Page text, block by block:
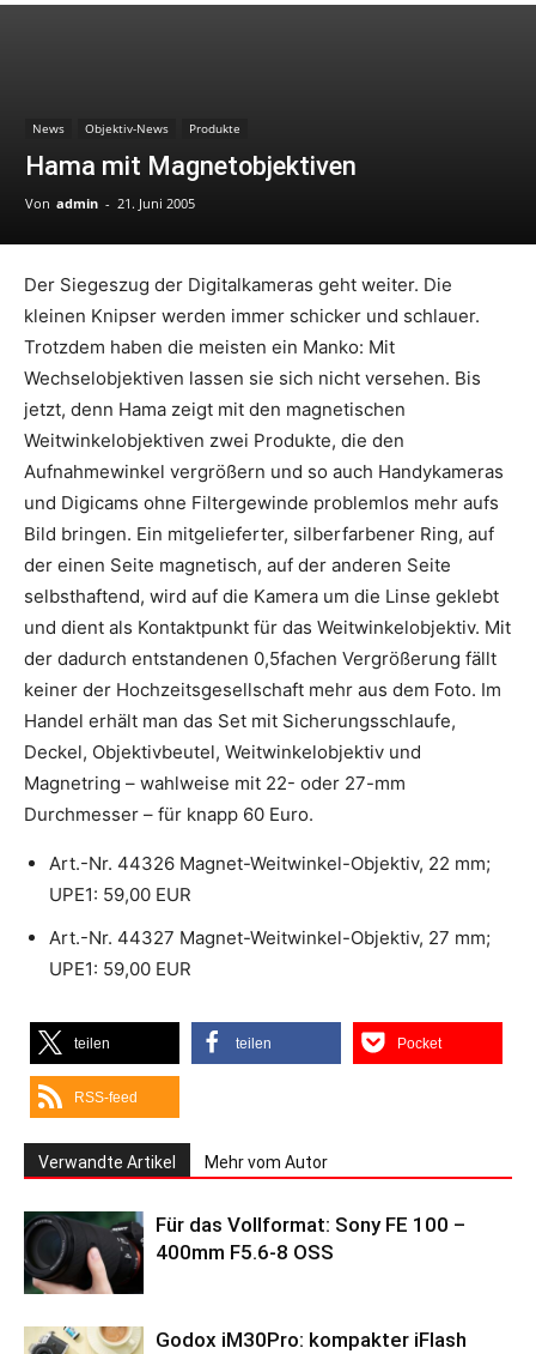
News Objektiv-News Produkte
Hama mit Magnetobjektiven
Von admin - 21. Juni 2005
Der Siegeszug der Digitalkameras geht weiter. Die
kleinen Knipser werden immer schicker und schlauer.
Trotzdem haben die meisten ein Manko: Mit
Wechselobjektiven lassen sie sich nicht versehen. Bis
jetzt, denn Hama zeigt mit den magnetischen
Weitwinkelobjektiven zwei Produkte, die den
Aufnahmewinkel vergrößern und so auch Handykameras
und Digicams ohne Filtergewinde problemlos mehr aufs
Bild bringen. Ein mitgelieferter, silberfarbener Ring, auf
der einen Seite magnetisch, auf der anderen Seite
selbsthaftend, wird auf die Kamera um die Linse geklebt
und dient als Kontaktpunkt für das Weitwinkelobjektiv. Mit
der dadurch entstandenen 0,5fachen Vergrößerung fällt
keiner der Hochzeitsgesellschaft mehr aus dem Foto. Im
Handel erhält man das Set mit Sicherungsschlaufe,
Deckel, Objektivbeutel, Weitwinkelobjektiv und
Magnetring – wahlweise mit 22- oder 27-mm
Durchmesser – für knapp 60 Euro.
Art.-Nr. 44326 Magnet-Weitwinkel-Objektiv, 22 mm;
UPE1: 59,00 EUR
Art.-Nr. 44327 Magnet-Weitwinkel-Objektiv, 27 mm;
UPE1: 59,00 EUR
teilen teilen Pocket
RSS-feed
Verwandte Artikel Mehr vom Autor
Für das Vollformat: Sony FE 100 –
400mm F5.6-8 OSS
Godox iM30Pro: kompakter iFlash